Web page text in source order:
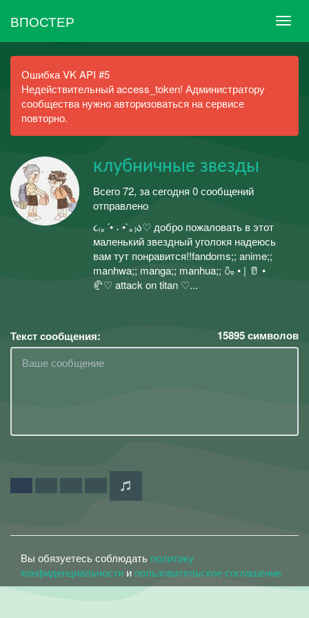
ВПОСТЕР
Ошибка VK API #5
Недействительный access_token! Администратору
сообщества нужно авторизоваться на сервисе
повторно.
клубничные звезды
Всего 72, за сегодня 0 сообщений
отправлено
૮₍｡´• ˕ •`｡₎ა♡ добро пожаловать в этот
маленький звездный уголокя надеюсь
вам тут понравится!!fandoms;; anime;;
manhwa;; manga;; manhua;; 🍶 • | 🥛 •
🥐♡ attack on titan ♡...
Текст сообщения: 15895символов
Вы обязуетесь соблюдать политику
конфиденциальности и пользовательское соглашение